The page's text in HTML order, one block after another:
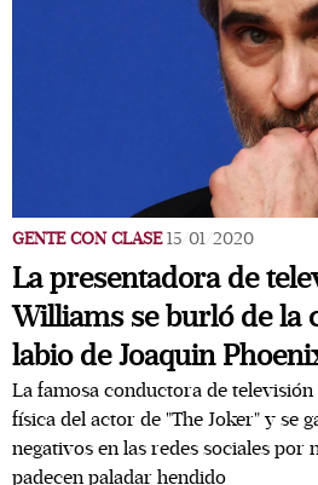
GENTE CON CLASE 15/01/2020
La presentadora de
Williams se burló de la
labio de Joaquin
La famosa conductora de
física del actor de "The Joker" y se
negativos en las redes sociales por
padecen paladar hendido